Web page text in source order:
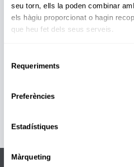
seu torn, ells la poden combinar
els hàgiu proporcionat o hagin
que heu fet dels seus serveis.
Requeriments
Preferències
Estadístiques
Màrqueting
combinava música, natura i bon ambient.
Ha estat una sortida que ha permès